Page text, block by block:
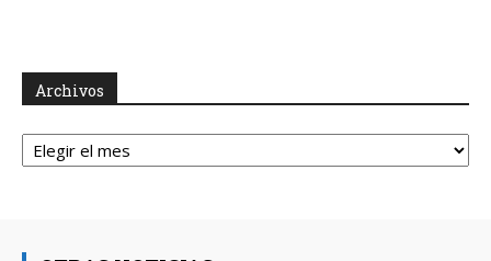
Archivos
Archivos